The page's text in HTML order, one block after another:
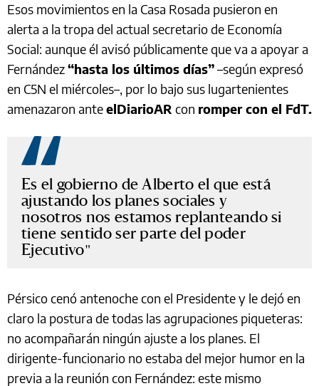
Esos movimientos en la Casa Rosada pusieron en
alerta a la tropa del actual secretario de Economía
Social: aunque él avisó públicamente que va a apoyar a
Fernández“hasta los últimos días”–según expresó
en C5N el miércoles–, por lo bajo sus lugartenientes
amenazaron anteelDiarioAR con romper con el FdT.
Es el gobierno de Alberto el que está
ajustando los planes sociales y
nosotros nos estamos replanteando si
tiene sentido ser parte del poder
Ejecutivo
Pérsico cenó antenoche con el Presidente y le dejó en
claro la postura de todas las agrupaciones piqueteras:
no acompañarán ningún ajuste a los planes. El
dirigente-funcionario no estaba del mejor humor en la
previa a la reunión con Fernández: este mismo